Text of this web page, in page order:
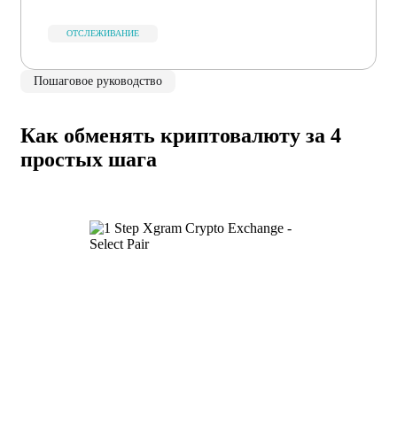
ОТСЛЕЖИВАНИЕ
Пошаговое руководство
Как обменять криптовалюту за 4
простых шага